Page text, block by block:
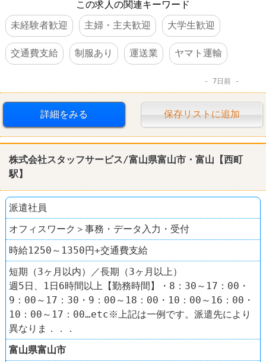
この求人の関連キーワード
未経験者歓迎
主婦・主夫歓迎 大学生歓迎
交通費支給 制服あり 運送業 ヤマト運輸
7日前
詳細をみる 保存リストに追加
株式会社スタッフサービス/富山県富山市・富山【西町
駅】
派遣社員
オフィスワーク＞事務・データ入力・受付
時給1250～1350円+交通費支給
短期（3ヶ月以内）／長期（3ヶ月以上）
週5日、1日6時間以上【勤務時間】・8：30～17：00・
9：00～17：30・9：00～18：00・10：00～16：00・
10：00～17：00…etc※上記は一例です。派遣先により
異なりま．．．
富山県富山市